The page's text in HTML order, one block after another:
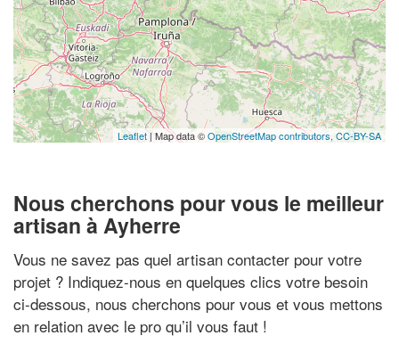
Leaflet | Map data ©OpenStreetMap contributors, CC-BY-SA
Nous cherchons pour vous le meilleur
artisan à Ayherre
Vous ne savez pas quel artisan contacter pour votre
projet ? Indiquez-nous en quelques clics votre besoin
ci-dessous, nous cherchons pour vous et vous mettons
en relation avec le pro qu’il vous faut !